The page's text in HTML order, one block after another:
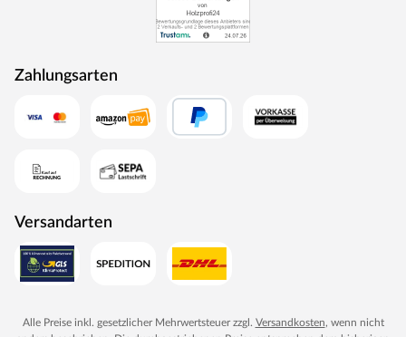
Zahlungsarten
Versandarten
Alle Preise inkl. gesetzlicher Mehrwertsteuer zzgl. Versandkosten, wenn nicht